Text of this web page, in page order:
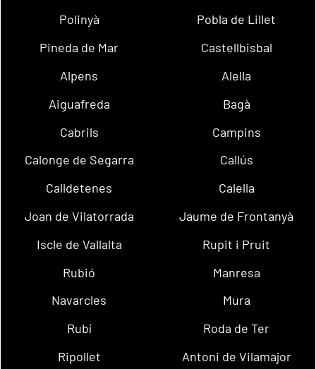
Polinyà
Pobla de Lillet
Pineda de Mar
Castellbisbal
Alpens
Alella
Aiguafreda
Bagà
Cabrils
Campins
Calonge de Segarra
Callús
Calldetenes
Calella
Joan de Vilatorrada
Jaume de Frontanyà
Iscle de Vallalta
Rupit i Pruit
Rubió
Manresa
Navarcles
Mura
Rubí
Roda de Ter
Ripollet
Antoni de Vilamajor